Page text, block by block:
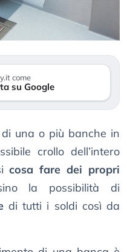
come
su Google
una o più banche in
crollo dell’intero
cosa fare dei propri
la possibilità di
di tutti i soldi così da